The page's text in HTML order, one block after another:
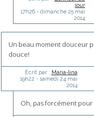
jour
17h26- dimanche 25 mai
2014
Un beau moment douceur
douce!
Écrit par : Maria-lina
19h22 - samedi 24 mai
2014
Oh, pas forcément pour